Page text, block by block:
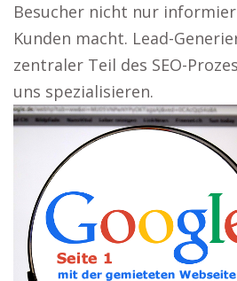
Besucher nicht nur
Kunden macht. Lead-
zentraler Teil des SEO-
uns spezialisieren.